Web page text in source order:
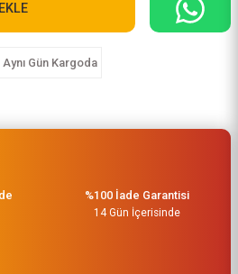
Aynı Gün Kargoda
%100 İade Garantisi
14 Gün İçerisinde